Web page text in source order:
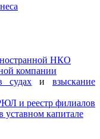
НКО
компании
судах ивзыскание
и реестр филиалов
уставном капитале